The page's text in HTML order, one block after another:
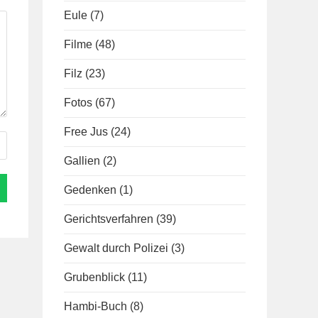
Eule (7)
Filme (48)
Filz (23)
Fotos (67)
Free Jus (24)
Gallien (2)
Gedenken (1)
Gerichtsverfahren (39)
Gewalt durch Polizei (3)
Grubenblick (11)
Hambi-Buch (8)